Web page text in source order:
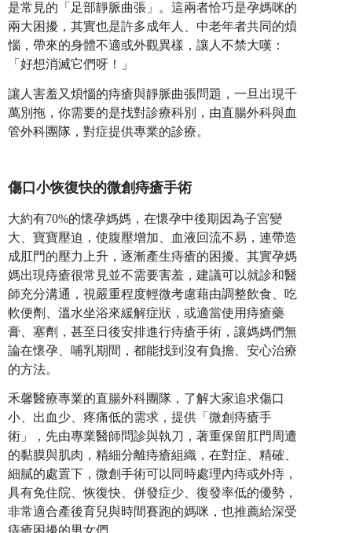
是常見的「足部靜脈曲張」。這兩者恰巧是孕媽咪的
兩大困擾，其實也是許多成年人、中老年者共同的煩
惱，帶來的身體不適或外觀異樣，讓人不禁大嘆：
「好想消滅它們呀！」
讓人害羞又煩惱的痔瘡與靜脈曲張問題，一旦出現千
萬別拖，你需要的是找對診療科別，由直腸外科與血
管外科團隊，對症提供專業的診療。
傷口小恢復快的微創痔瘡手術
大約有70%的懷孕媽媽，在懷孕中後期因為子宮變
大、寶寶壓迫，使腹壓增加、血液回流不易，連帶造
成肛門的壓力上升，逐漸產生痔瘡的困擾。其實孕媽
媽出現痔瘡很常見並不需要害羞，建議可以就診和醫
師充分溝通，視嚴重程度輕微考慮藉由調整飲食、吃
軟便劑、溫水坐浴來緩解症狀，或適當使用痔瘡藥
膏、塞劑，甚至日後安排進行痔瘡手術，讓媽媽們無
論在懷孕、哺乳期間，都能找到沒有負擔、安心治療
的方法。
禾馨醫療專業的直腸外科團隊，了解大家追求傷口
小、出血少、疼痛低的需求，提供「微創痔瘡手
術」，先由專業醫師問診與執刀，著重保留肛門周遭
的黏膜與肌肉，精細分離痔瘡組織，在對症、精確、
細膩的處置下，微創手術可以同時處理內痔或外痔，
具有免住院、恢復快、併發症少、復發率低的優勢，
非常適合產後育兒與時間賽跑的媽咪，也推薦給深受
痔瘡困擾的男女們。